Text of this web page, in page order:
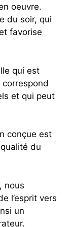
oeuvre.
du soir, qui
favorise
qui est
et qui peut
conçue est
du
nous
l’esprit vers
un